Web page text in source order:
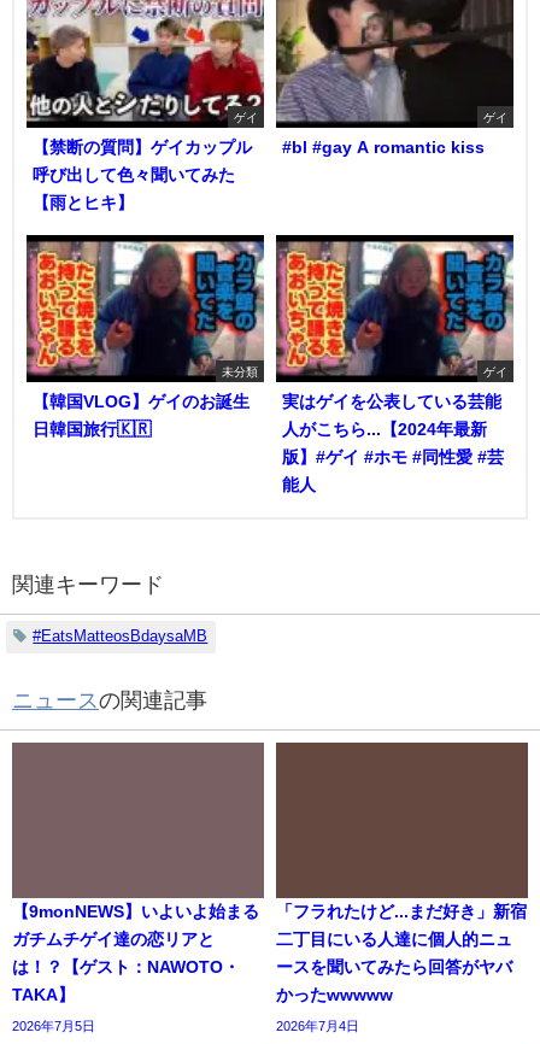
ゲイ
【禁断の質問】ゲイカップル
呼び出して色々聞いてみた
【雨とヒキ】
ゲイ
#bl #gay A romantic kiss
未分類
【韓国VLOG】ゲイのお誕生
日韓国旅行🇰🇷
ゲイ
実はゲイを公表している芸能
人がこちら...【2024年最新
版】#ゲイ #ホモ #同性愛 #芸
能人
関連キーワード
#EatsMatteosBdaysaMB
ニュースの関連記事
【9monNEWS】いよいよ始まる
ガチムチゲイ達の恋リアと
は！？【ゲスト：NAWOTO・
TAKA】
2026年7月5日
「フラれたけど...まだ好き」新宿
二丁目にいる人達に個人的ニュ
ースを聞いてみたら回答がヤバ
かったwwwww
2026年7月4日